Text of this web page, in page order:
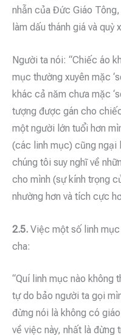
nhẫn của Đức Giáo
làm dấu thánh giá và quỳ
Người ta nói: “Chiếc áo
mục thường xuyên mặc
khác cả năm chưa mặc
tượng được gán cho chiếc
một người lớn tuổi hơn
(các linh mục) cũng ngại
chúng tôi suy nghĩ về
cho mình (sự kính trọng
nhường hơn và tích cực
2.5. Việc một số linh mục
cha:
“Quí linh mục nào không
tự do bảo người ta gọi
đừng nói là không có
về việc này, nhất là đừng